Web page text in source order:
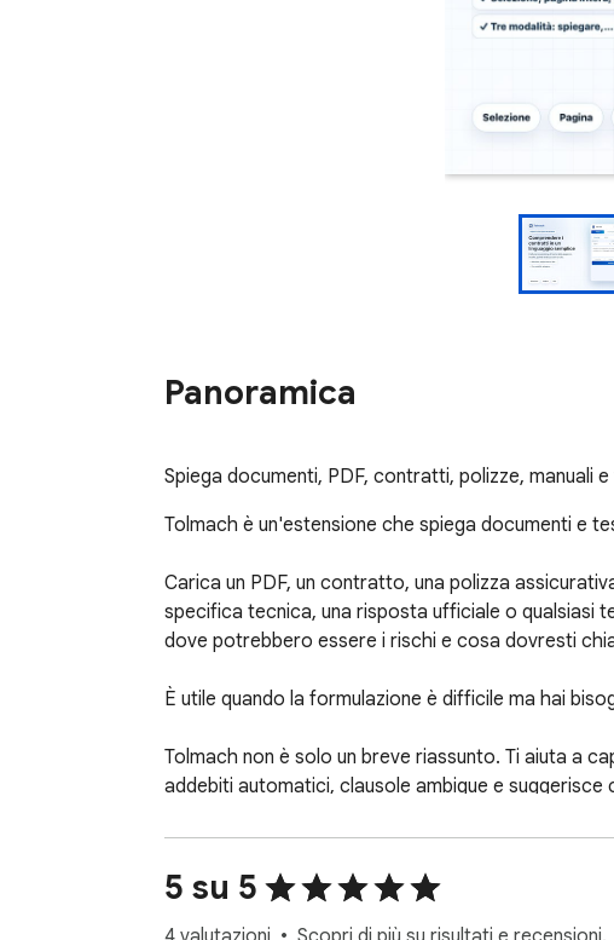
Panoramica
Spiega documenti, PDF, contratti, polizze, manuali
Tolmach è un'estensione che spiega documenti e
Carica un PDF, un contratto, una polizza
specifica tecnica, una risposta ufficiale o qualsiasi
dove potrebbero essere i rischi e cosa dovresti
È utile quando la formulazione è difficile ma hai
Tolmach non è solo un breve riassunto. Ti aiuta a
addebiti automatici, clausole ambigue e
Tre modalità di analisi
1. Spiega
5 su 5